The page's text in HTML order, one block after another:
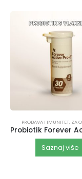
PROBAVA I IMUNITET, ZA
Saznaj više